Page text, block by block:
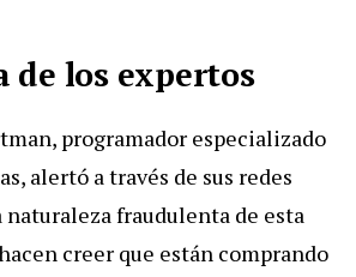
de los expertos
programador especializado
alertó a través de sus redes
naturaleza fraudulenta de esta
creer que están comprando